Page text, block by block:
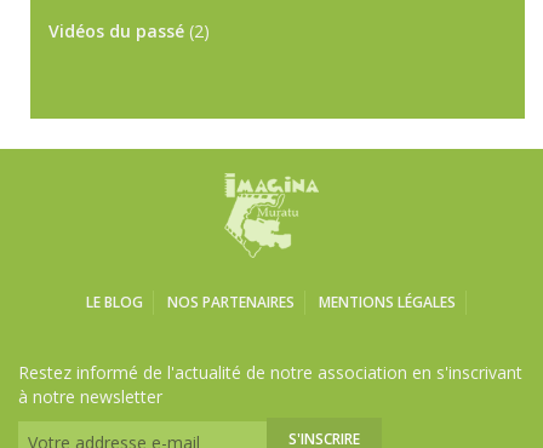
Vidéos du passé (2)
LE BLOG NOS PARTENAIRES MENTIONS LÉGALES
Restez informé de l'actualité de notre association en s'inscrivant
à notre newsletter